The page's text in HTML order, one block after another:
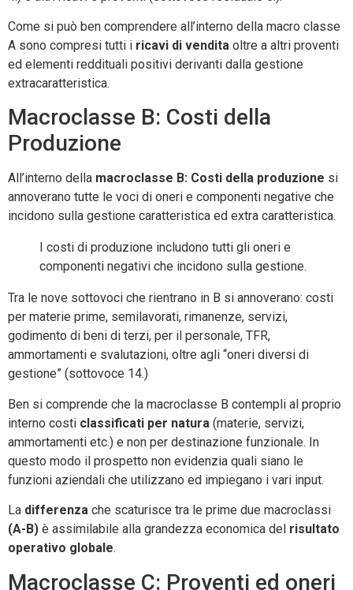
Come si può ben comprendere all’interno della macro classe
A sono compresi tutti i ricavi di vendita oltre a altri proventi
ed elementi reddituali positivi derivanti dalla gestione
extracaratteristica.
Macroclasse B: Costi della
Produzione
All’interno della macroclasse B: Costi della produzione si
annoverano tutte le voci di oneri e componenti negative che
incidono sulla gestione caratteristica ed extra caratteristica.
I costi di produzione includono tutti gli oneri e
componenti negativi che incidono sulla gestione.
Tra le nove sottovoci che rientrano in B si annoverano: costi
per materie prime, semilavorati, rimanenze, servizi,
godimento di beni di terzi, per il personale, TFR,
ammortamenti e svalutazioni, oltre agli “oneri diversi di
gestione” (sottovoce 14.)
Ben si comprende che la macroclasse B contempli al proprio
interno costi classificati per natura (materie, servizi,
ammortamenti etc.) e non per destinazione funzionale. In
questo modo il prospetto non evidenzia quali siano le
funzioni aziendali che utilizzano ed impiegano i vari input.
La differenza che scaturisce tra le prime due macroclassi
(A-B) è assimilabile alla grandezza economica del risultato
operativo globale.
Macroclasse C: Proventi ed oneri